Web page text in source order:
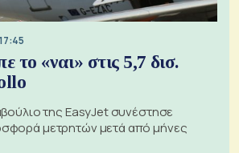
το «ναι» στις 5,7 δισ.
της EasyJet συνέστησε
μετρητών μετά από μήνες